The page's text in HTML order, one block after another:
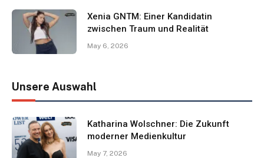
Xenia GNTM: Einer Kandidatin
zwischen Traum und Realität
May 6, 2026
Unsere Auswahl
Katharina Wolschner: Die Zukunft
moderner Medienkultur
May 7, 2026